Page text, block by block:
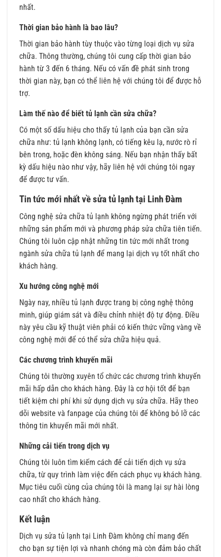
nhất.
Thời gian bảo hành là bao lâu?
Thời gian bảo hành tùy thuộc vào từng loại dịch vụ sửa
chữa. Thông thường, chúng tôi cung cấp thời gian bảo
hành từ 3 đến 6 tháng. Nếu có vấn đề phát sinh trong
thời gian này, bạn có thể liên hệ với chúng tôi để được hỗ
trợ.
Làm thế nào để biết tủ lạnh cần sửa chữa?
Có một số dấu hiệu cho thấy tủ lạnh của bạn cần sửa
chữa như: tủ lạnh không lạnh, có tiếng kêu lạ, nước rò rỉ
bên trong, hoặc đèn không sáng. Nếu bạn nhận thấy bất
kỳ dấu hiệu nào như vậy, hãy liên hệ với chúng tôi ngay
để được tư vấn.
Tin tức mới nhất về sửa tủ lạnh tại Linh Đàm
Công nghệ sửa chữa tủ lạnh không ngừng phát triển với
những sản phẩm mới và phương pháp sửa chữa tiên tiến.
Chúng tôi luôn cập nhật những tin tức mới nhất trong
ngành sửa chữa tủ lạnh để mang lại dịch vụ tốt nhất cho
khách hàng.
Xu hướng công nghệ mới
Ngày nay, nhiều tủ lạnh được trang bị công nghệ thông
minh, giúp giám sát và điều chỉnh nhiệt độ tự động. Điều
này yêu cầu kỹ thuật viên phải có kiến thức vững vàng về
công nghệ mới để có thể sửa chữa hiệu quả.
Các chương trình khuyến mãi
Chúng tôi thường xuyên tổ chức các chương trình khuyến
mãi hấp dẫn cho khách hàng. Đây là cơ hội tốt để bạn
tiết kiệm chi phí khi sử dụng dịch vụ sửa chữa. Hãy theo
dõi website và fanpage của chúng tôi để không bỏ lỡ các
thông tin khuyến mãi mới nhất.
Những cải tiến trong dịch vụ
Chúng tôi luôn tìm kiếm cách để cải tiến dịch vụ sửa
chữa, từ quy trình làm việc đến cách phục vụ khách hàng.
Mục tiêu cuối cùng của chúng tôi là mang lại sự hài lòng
cao nhất cho khách hàng.
Kết luận
Dịch vụ sửa tủ lạnh tại Linh Đàm không chỉ mang đến
cho bạn sự tiện lợi và nhanh chóng mà còn đảm bảo chất